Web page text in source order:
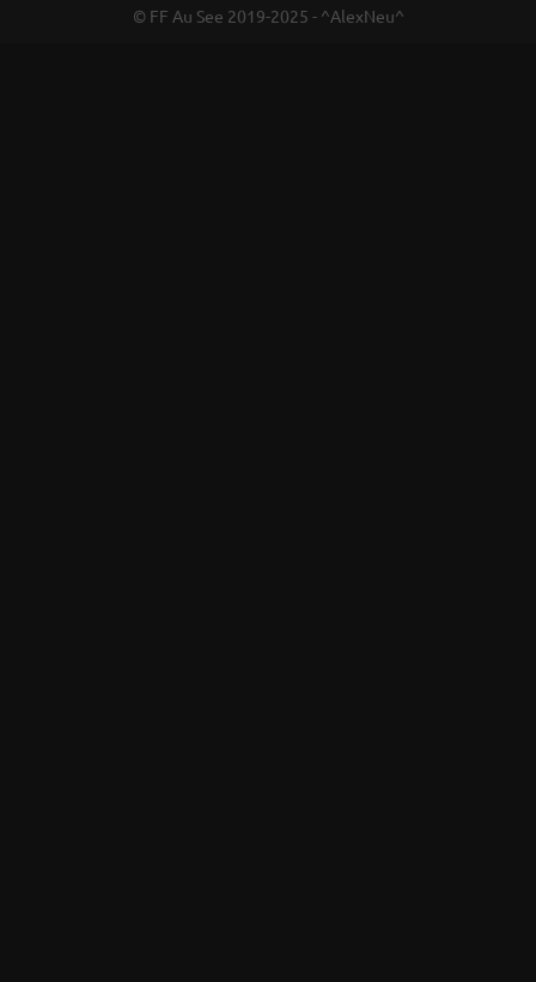
© FF Au See 2019-2025 - ^AlexNeu^